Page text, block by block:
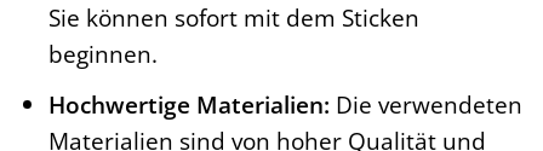
Sie können sofort mit dem Sticken
beginnen.
Hochwertige Materialien: Die verwendeten
Materialien sind von hoher Qualität und